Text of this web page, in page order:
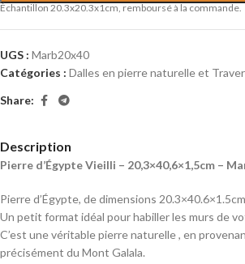
Échantillon 20.3x20.3x1cm, remboursé à la commande.
UGS : Marb20x40
Catégories : Dalles en pierre naturelle et
Share:
Description
Pierre d’Égypte Vieilli – 20,3×40,6×1,5cm –
Pierre d’Égypte, de dimensions 20.3×40.6×1.5cm
Un petit format idéal pour habiller les murs de
C’est une véritable pierre naturelle , en
précisément du Mont Galala.